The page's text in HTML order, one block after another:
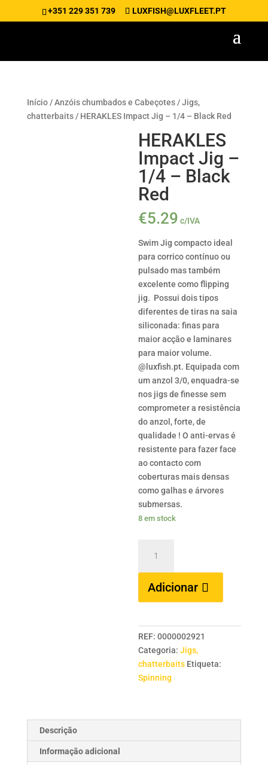
+351 229 351 739 LUXFISH@LUXFLEET.PT
Início/Anzóis chumbados e Cabeçotes/Jigs,
chatterbaits/ HERAKLES Impact Jig – 1/4 – Black Red
HERAKLES
Impact Jig –
1/4 – Black
Red
€5.29 c/IVA
Swim Jig compacto ideal
para corrico contínuo ou
pulsado mas também
excelente como flipping
jig. Possui dois tipos
diferentes de tiras na saia
siliconada: finas para
maior acção e laminares
para maior volume.
@luxfish.pt. Equipada com
um anzol 3/0, enquadra-se
nos jigs de finesse sem
comprometer a resistência
do anzol, forte, de
qualidade ! O anti-ervas é
resistente para fazer face
ao contacto com
coberturas mais densas
como galhas e árvores
submersas.
8 em stock
HERAKLES
Impact
Jig
1/4
-
Black
Red
Adicionar
REF:0000002921
Categoria:Jigs,
chatterbaits Etiqueta:
Spinning
Descrição
Informação adicional